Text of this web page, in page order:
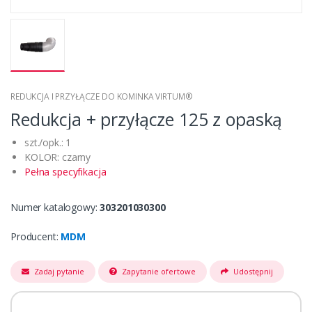
REDUKCJA I PRZYŁĄCZE DO KOMINKA VIRTUM®
Redukcja + przyłącze 125 z opaską
szt./opk.: 1
KOLOR: czarny
Pełna specyfikacja
Numer katalogowy:303201030300
Producent: MDM
Zadaj pytanie Zapytanie ofertowe Udostępnij